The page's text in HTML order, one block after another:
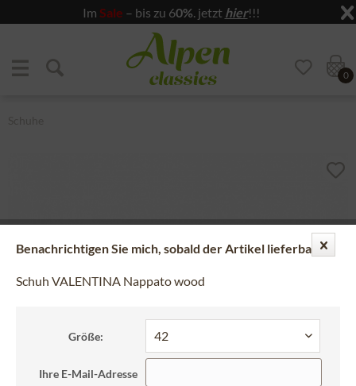
Im Sale – bis zu 60% . jetzt hier!!!
Zum Hauptbereich springen
0
Benachrichtigen Sie mich, sobald der Artikel lieferbar ist.
Schuh VALENTINA Nappato wood
Größe:
Ihre E-Mail-Adresse